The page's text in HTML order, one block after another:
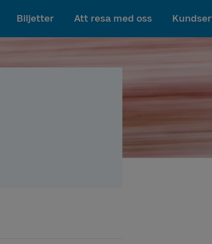
Till innehållet
Biljetter Att resa med oss